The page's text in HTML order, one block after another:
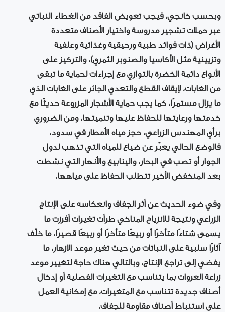
وبحسب خانجي، فيجب تعويض الفاقد من الغطاء النباتي
عبر حملات تشجير مدروسة واختيار الأصناف متعددة
الأغراض (ذات فوائد طبية ورحيقية وغذائية وعلفية
وتزيينية مثل الأكاسيا والصنوبر الثمري)، والتركيز على
الأنواع دائمة الخضرة بالتوازي مع إجراءات لحماية ما تبقى
من الغابات، لإيقاف القطع والتعدي الجائر على الغابات الذي
ما يزال مستمرًا، كما يجب حماية الأشجار المزروعة حديثًا مع
خدمتها ورعايتها للحفاظ عليها وتنميتها، ومن الضروري
برأي المهندس الزراعي، حجز مياه الأمطار في سدود،
فالوضع الحالي يعبّر عن ضياع للمياه التي تذهب لدول
الجوار أو تصب في البحار، والينابيع والأنهار التي نشطت
بعد المنخفض الأخير تتطلب الحفاظ على مياهها.
وفي ضوء الحديث عن أثر الجفاف وانعكاسه على الإنتاج
الزراعي ونتيجة للانزياح المناخي طرأت تغيرات أفرزت ما
يسمى شتاءًا متأخرًا أو ربيعًا متأخرًا أو ربيعًا قصيرًا، ما خلّف
آثارًا سلبية على النباتات من حيث تغير موعد الازهار، ما
يفضي إلى تراجع الإنتاج، وبالتالي هناك حاجة لتغيير موعد
زراعة العروات بما يتناسب مع التغيرات الفصلية أو إدخال
أصناف جديدة تتناسب مع المتغيرات، مع إمكانية العمل
على استنباط أصناف مقاومة للجفاف.